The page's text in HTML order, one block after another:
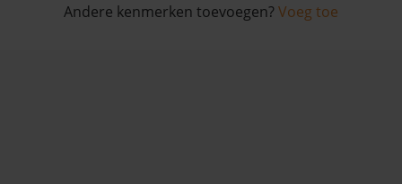
Andere kenmerken toevoegen? Voeg toe